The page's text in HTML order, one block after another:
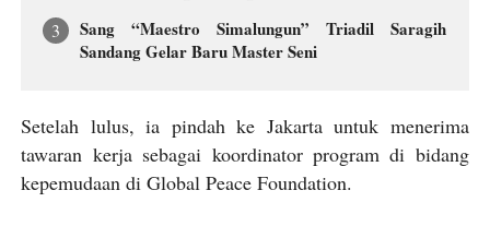
Sang “Maestro Simalungun” Triadil Saragih
Sandang Gelar Baru Master Seni
Setelah lulus, ia pindah ke Jakarta untuk menerima
tawaran kerja sebagai koordinator program di bidang
kepemudaan di Global Peace Foundation.